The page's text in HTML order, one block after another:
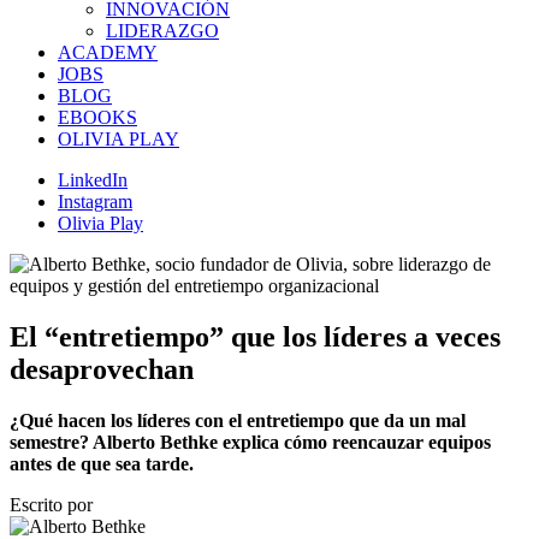
INNOVACIÓN
LIDERAZGO
ACADEMY
JOBS
BLOG
EBOOKS
OLIVIA PLAY
LinkedIn
Instagram
Olivia Play
El “entretiempo” que los líderes a veces
desaprovechan
¿Qué hacen los líderes con el entretiempo que da un mal
semestre? Alberto Bethke explica cómo reencauzar equipos
antes de que sea tarde.
Escrito por